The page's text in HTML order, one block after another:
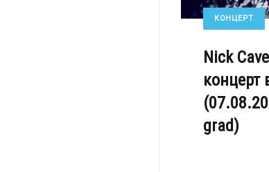
КОНЦЕРТ
Nick
концерт
grad)